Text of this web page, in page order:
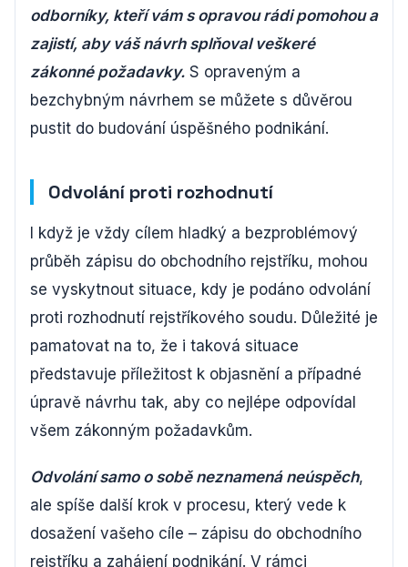
odborníky, kteří vám s opravou rádi pomohou a
zajistí, aby váš návrh splňoval veškeré
zákonné požadavky. S opraveným a
bezchybným návrhem se můžete s důvěrou
pustit do budování úspěšného podnikání.
Odvolání proti rozhodnutí
I když je vždy cílem hladký a bezproblémový
průběh zápisu do obchodního rejstříku, mohou
se vyskytnout situace, kdy je podáno odvolání
proti rozhodnutí rejstříkového soudu. Důležité je
pamatovat na to, že i taková situace
představuje příležitost k objasnění a případné
úpravě návrhu tak, aby co nejlépe odpovídal
všem zákonným požadavkům.
Odvolání samo o sobě neznamená neúspěch,
ale spíše další krok v procesu, který vede k
dosažení vašeho cíle – zápisu do obchodního
rejstříku a zahájení podnikání. V rámci